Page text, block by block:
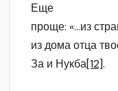
Еще
проще: «…из
из дома отца
За и Нукба[12].